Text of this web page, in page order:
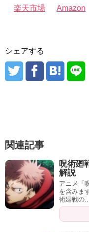
楽天市場
Amazon
シェアする
関連記事
呪術廻
解説
アニメ「
を含みま
術廻戦の